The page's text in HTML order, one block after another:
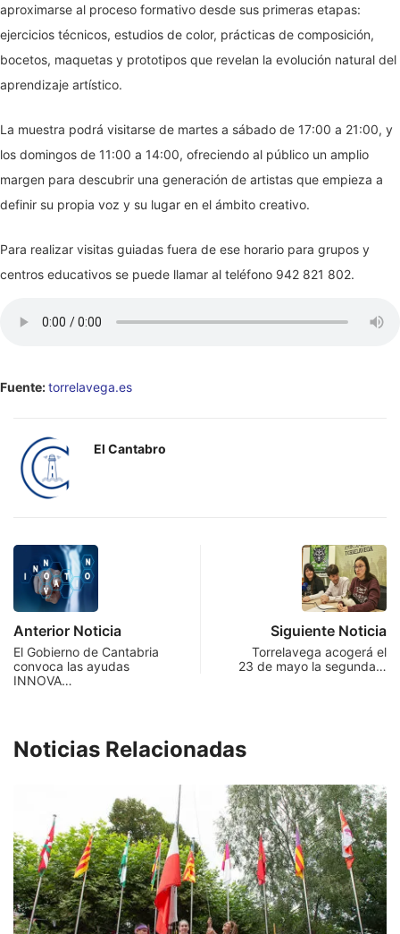
aproximarse al proceso formativo desde sus primeras etapas:
ejercicios técnicos, estudios de color, prácticas de composición,
bocetos, maquetas y prototipos que revelan la evolución natural del
aprendizaje artístico.
La muestra podrá visitarse de martes a sábado de 17:00 a 21:00, y
los domingos de 11:00 a 14:00, ofreciendo al público un amplio
margen para descubrir una generación de artistas que empieza a
definir su propia voz y su lugar en el ámbito creativo.
Para realizar visitas guiadas fuera de ese horario para grupos y
centros educativos se puede llamar al teléfono 942 821 802.
Fuente:torrelavega.es
El Cantabro
Anterior Noticia
El Gobierno de Cantabria
convoca las ayudas
INNOVA…
Siguiente Noticia
Torrelavega acogerá el
23 de mayo la segunda…
Noticias Relacionadas